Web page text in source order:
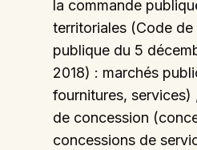
la commande
territoriales (Code
publique du 5
2018) : marchés
fournitures, services)
de concession
concessions de